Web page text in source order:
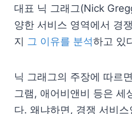
대표 닉 그래그(Nick
양한 서비스 영역에서 경
지 그 이유를 분석하고 있
닉 그래그의 주장에 따르
그램, 애어비앤비 등은 세
다. 왜냐하면, 경쟁 서비